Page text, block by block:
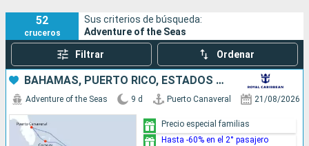
52
cruceros
Sus criterios de búsqueda:
Adventure of the Seas
Filtrar Ordenar
BAHAMAS, PUERTO RICO, ESTADOS UNIDOS
Adventure of the Seas 9 d Puerto Canaveral 21/08/2026
Precio especial familias
Hasta -60% en el 2° pasajero